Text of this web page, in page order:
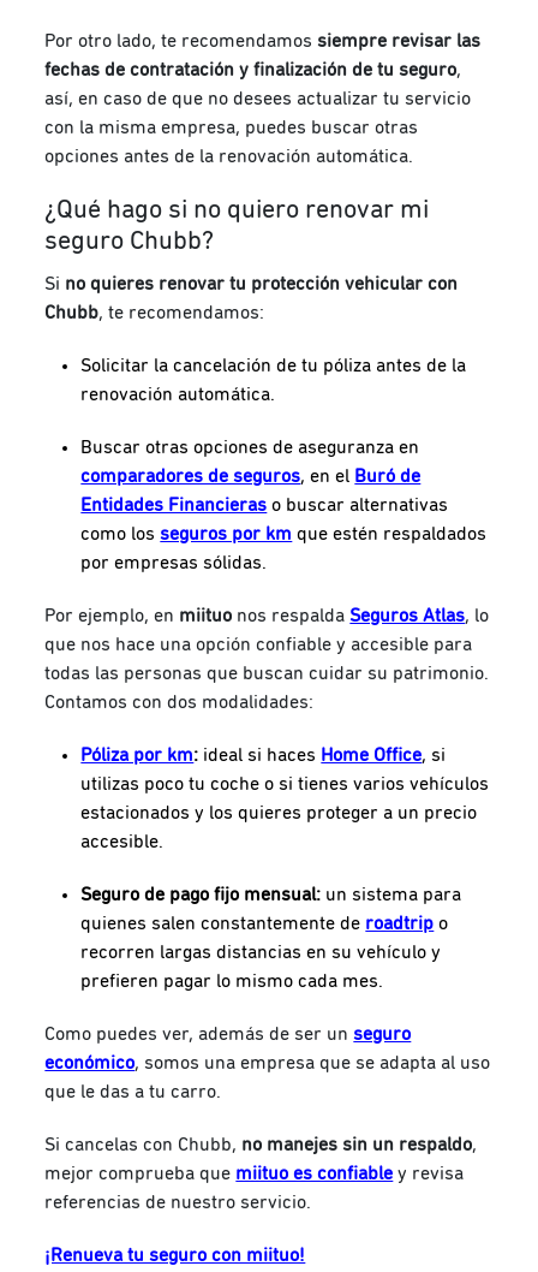
Por otro lado, te recomendamos siempre revisar las
fechas de contratación y finalización de tu seguro,
así, en caso de que no desees actualizar tu servicio
con la misma empresa, puedes buscar otras
opciones antes de la renovación automática.
¿Qué hago si no quiero renovar mi
seguro Chubb?
Si no quieres renovar tu protección vehicular con
Chubb, te recomendamos:
Solicitar la cancelación de tu póliza antes de la
renovación automática.
Buscar otras opciones de aseguranza en
comparadores de seguros, en el Buró de
Entidades Financieras o buscar alternativas
como losseguros por km que estén respaldados
por empresas sólidas.
Por ejemplo, en miituo nos respalda Seguros Atlas, lo
que nos hace una opción confiable y accesible para
todas las personas que buscan cuidar su patrimonio.
Contamos con dos modalidades:
Póliza por km: ideal si haces Home Office, si
utilizas poco tu coche o si tienes varios vehículos
estacionados y los quieres proteger a un precio
accesible.
Seguro de pago fijo mensual: un sistema para
quienes salen constantemente de roadtrip o
recorren largas distancias en su vehículo y
prefieren pagar lo mismo cada mes.
Como puedes ver, además de ser unseguro
económico, somos una empresa que se adapta al uso
que le das a tu carro.
Si cancelas con Chubb, no manejes sin un respaldo,
mejor comprueba que miituo es confiable y revisa
referencias de nuestro servicio.
¡Renueva tu seguro con miituo!